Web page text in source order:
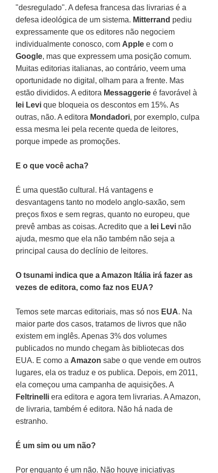
"desregulado". A defesa francesa das livrarias é a
defesa ideológica de um sistema. Mitterrand pediu
expressamente que os editores não negociem
individualmente conosco, com Applee com o
Google, mas que expressem uma posição comum.
Muitas editorias italianas, ao contrário, veem uma
oportunidade no digital, olham para a frente. Mas
estão divididos. A editora Messaggerieé favorável à
lei Levique bloqueia os descontos em 15%. As
outras, não. A editora Mondadori, por exemplo, culpa
essa mesma lei pela recente queda de leitores,
porque impede as promoções.
E o que você acha?
É uma questão cultural. Há vantagens e
desvantagens tanto no modelo anglo-saxão, sem
preços fixos e sem regras, quanto no europeu, que
prevê ambas as coisas. Acredito que a lei Levi não
ajuda, mesmo que ela não também não seja a
principal causa do declínio de leitores.
O tsunami indica que a Amazon Itália irá fazer as
vezes de editora, como faz nos EUA?
Temos sete marcas editoriais, mas só nos EUA. Na
maior parte dos casos, tratamos de livros que não
existem em inglês. Apenas 3% dos volumes
publicados no mundo chegam às bibliotecas dos
EUA. E como a Amazonsabe o que vende em outros
lugares, ela os traduz e os publica. Depois, em 2011,
ela começou uma campanha de aquisições. A
Feltrinelliera editora e agora tem livrarias. A Amazon,
de livraria, também é editora. Não há nada de
estranho.
É um sim ou um não?
Por enquanto é um não. Não houve iniciativas